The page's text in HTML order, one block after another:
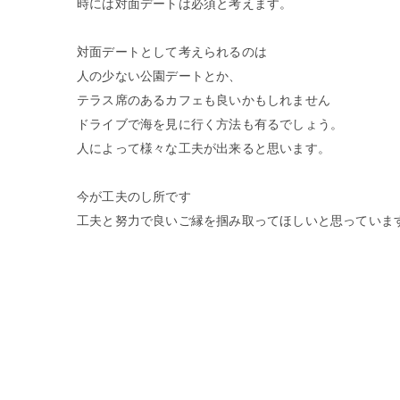
時には対面デートは必須と考えます。
対面デートとして考えられるのは
人の少ない公園デートとか、
テラス席のあるカフェも良いかもしれません
ドライブで海を見に行く方法も有るでしょう。
人によって様々な工夫が出来ると思います。
今が工夫のし所です
工夫と努力で良いご縁を掴み取ってほしいと思っていま